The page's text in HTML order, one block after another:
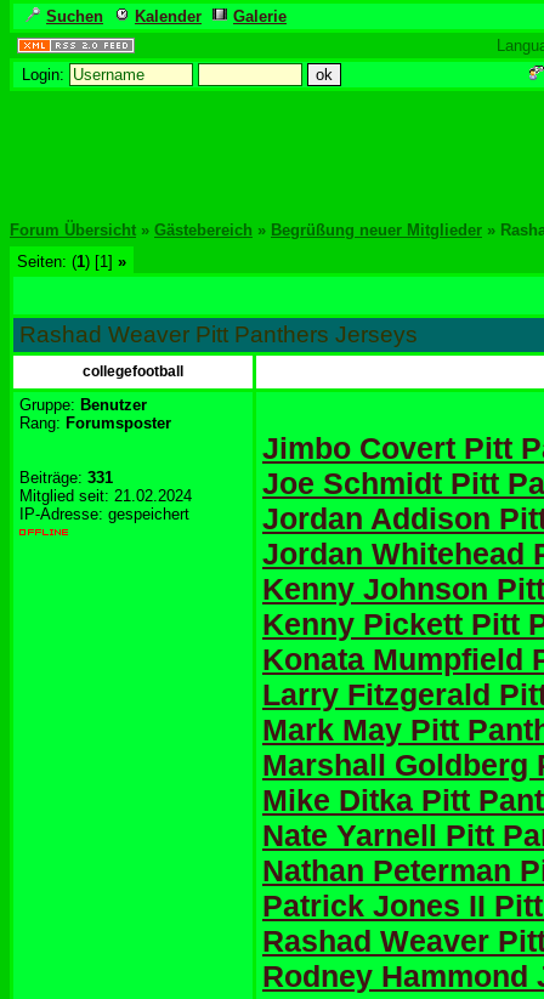
Suchen Kalender
Galerie
Login:
Forum Übersicht » Gästebereich » Begrüßung neuer Mitglieder »
Seiten: (1) [1] »
Rashad Weaver Pitt Panthers Jerseys
collegefootball
Gruppe: Benutzer
Rang: Forumsposter
Beiträge: 331
Mitglied seit: 21.02.2024
IP-Adresse: gespeichert
Jimbo Covert Pitt
Joe Schmidt Pitt
Jordan Addison
Jordan Whitehead
Kenny Johnson
Kenny Pickett Pitt
Konata Mumpfield
Larry Fitzgerald
Mark May Pitt
Marshall Goldberg
Mike Ditka Pitt
Nate Yarnell Pitt
Nathan Peterman
Patrick Jones II
Rashad Weaver
Rodney